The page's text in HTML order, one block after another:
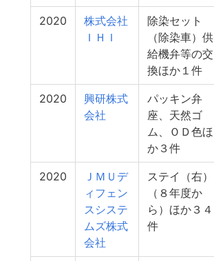
2020
株式会社
ＩＨＩ
除染セット
（除染車）供
給機弁等の交
換ほか１件
2020
興研株式
会社
パッキン弁
座、天然ゴ
ム、ＯＤ色ほ
か３件
2020
ＪＭＵデ
ィフェン
スシステ
ムズ株式
会社
ステイ（右）
（８年度か
ら）ほか３４
件